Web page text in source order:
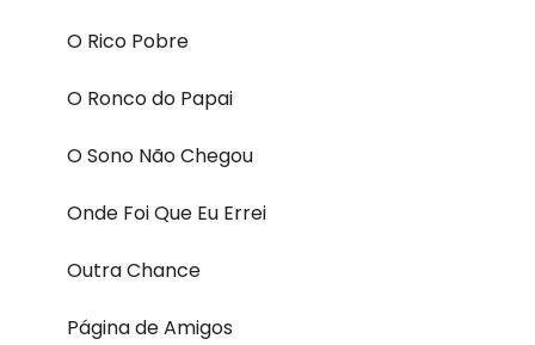
O Rico Pobre
O Ronco do Papai
O Sono Não Chegou
Onde Foi Que Eu Errei
Outra Chance
Página de Amigos